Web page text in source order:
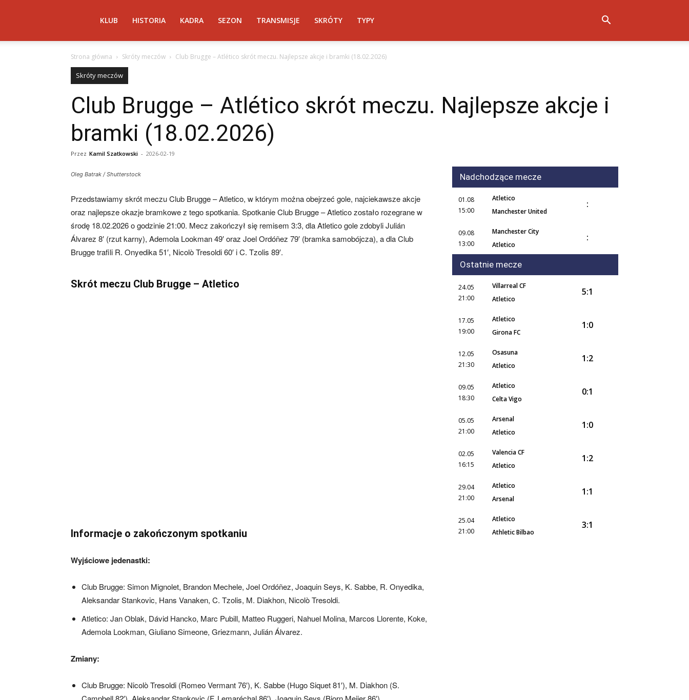
Madryt
–
AtleticoMadryt.pl
KLUB HISTORIA KADRA SEZON TRANSMISJE SKRÓTY TYPY
Strona główna Skróty meczów Club Brugge – Atlético skrót meczu. Najlepsze akcje i bramki (18.02.2026)
Skróty meczów
Club Brugge – Atlético skrót meczu. Najlepsze akcje i
bramki (18.02.2026)
Przez Kamil Szatkowski - 2026-02-19
Oleg Batrak / Shutterstock
Przedstawiamy skrót meczu Club Brugge – Atletico, w którym można obejrzeć gole, najciekawsze akcje
oraz najlepsze okazje bramkowe z tego spotkania. Spotkanie Club Brugge – Atletico zostało rozegrane w
środę 18.02.2026 o godzinie 21:00. Mecz zakończył się remisem 3:3, dla Atletico gole zdobyli Julián
Álvarez 8′ (rzut karny), Ademola Lookman 49′ oraz Joel Ordóñez 79′ (bramka samobójcza), a dla Club
Brugge trafili R. Onyedika 51′, Nicolò Tresoldi 60′ i C. Tzolis 89′.
Skrót meczu Club Brugge – Atletico
Informacje o zakończonym spotkaniu
Wyjściowe jedenastki:
Club Brugge: Simon Mignolet, Brandon Mechele, Joel Ordóñez, Joaquin Seys, K. Sabbe, R. Onyedika,
Aleksandar Stankovic, Hans Vanaken, C. Tzolis, M. Diakhon, Nicolò Tresoldi.
Atletico: Jan Oblak, Dávid Hancko, Marc Pubill, Matteo Ruggeri, Nahuel Molina, Marcos Llorente, Koke,
Ademola Lookman, Giuliano Simeone, Griezmann, Julián Álvarez.
Zmiany:
Club Brugge: Nicolò Tresoldi (Romeo Vermant 76′), K. Sabbe (Hugo Siquet 81′), M. Diakhon (S.
Nadchodzące mecze
01.08
15:00
Atletico
Manchester United
:
09.08
13:00
Manchester City
Atletico
:
Ostatnie mecze
24.05
21:00
Villarreal CF
Atletico
5:1
17.05
19:00
Atletico
Girona FC
1:0
12.05
21:30
Osasuna
Atletico
1:2
09.05
18:30
Atletico
Celta Vigo
0:1
05.05
21:00
Arsenal
Atletico
1:0
02.05
16:15
Valencia CF
Atletico
1:2
29.04
21:00
Atletico
Arsenal
1:1
25.04
21:00
Atletico
Athletic Bilbao
3:1